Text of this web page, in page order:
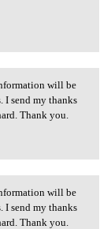
will be
I send my thanks
Thank you.
will be
I send my thanks
Thank you.